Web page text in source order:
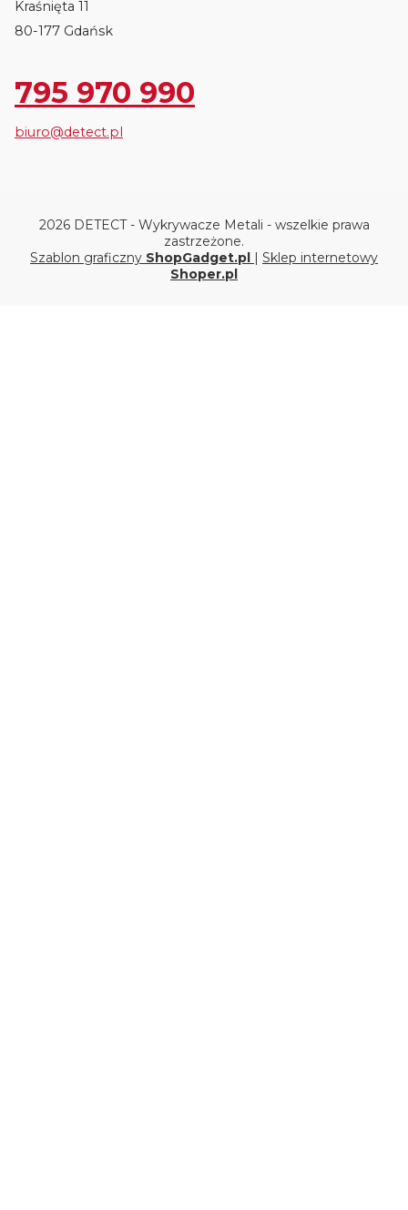
Kraśnięta 11
80-177 Gdańsk
795 970 990
biuro@detect.pl
2026 DETECT - Wykrywacze Metali - wszelkie prawa
zastrzeżone.
Szablon graficzny ShopGadget.pl | Sklep internetowy
Shoper.pl